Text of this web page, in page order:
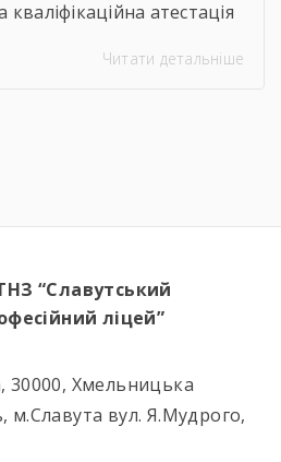
атестація
стравою, кожним
і кондитерів із […]
Читати детальніше
“Славутський
ліцей”
30000, Хмельницька
м.Славута вул. Я.Мудрого,